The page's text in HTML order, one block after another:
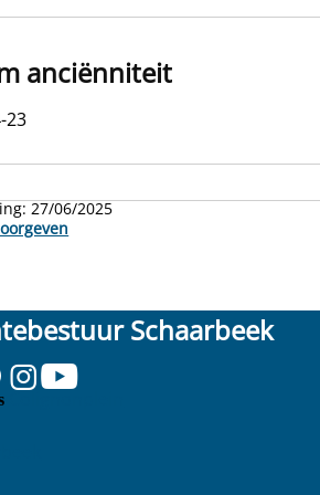
anciënniteit
23
27/06/2025
Schaarbeek